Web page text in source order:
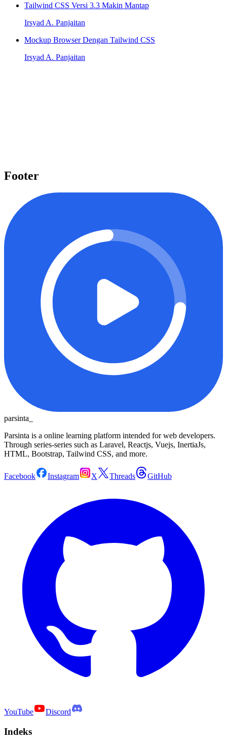
Tailwind CSS Versi 3.3 Makin Mantap
Irsyad A. Panjaitan
Mockup Browser Dengan Tailwind CSS
Irsyad A. Panjaitan
Footer
parsinta_
Parsinta is a online learning platform intended for web developers.
Through series-series such as Laravel, Reactjs, Vuejs, InertiaJs,
HTML, Bootstrap, Tailwind CSS, and more.
Facebook Instagram X Threads GitHub
YouTube Discord
Indeks